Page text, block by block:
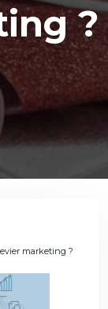
?
marketing ?